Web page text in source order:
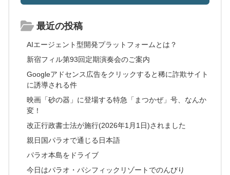
最近の投稿
AIエージェント型開発プラットフォームとは？
新宿フィル第93回定期演奏会のご案内
Googleアドセンス広告をクリックすると稀に詐欺サイト
に誘導される件
映画「砂の器」に登場する特急「まつかぜ」号、なんか
変！
改正行政書士法が施行(2026年1月1日)されました
親日国パラオで通じる日本語
パラオ本島をドライブ
今日はパラオ・パシフィックリゾートでのんびり